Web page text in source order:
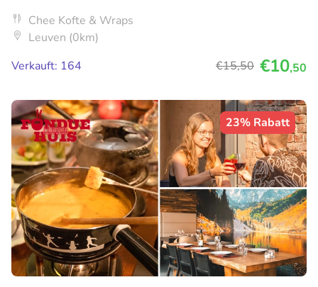
Chee Kofte & Wraps
Leuven (0km)
Verkauft: 164
€15,50 €10,50
23% Rabatt